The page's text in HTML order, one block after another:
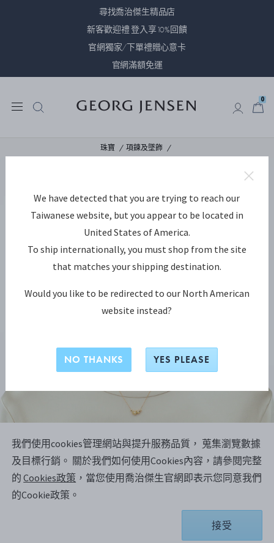
尋找喬治傑生精品店
新客歡迎禮 登入享10%回饋
官網獨家/下單禮贈心意卡
官網滿額免運
0
珠寶 項鍊及墜飾
MOONLIGHT GRAPES 項鍊
我們使用cookies管理網站與提升服務品質， 蒐集瀏覽數據
及目標行銷。 關於我們如何使用Cookies內容，請參閱完整
的Cookies政策 ，當您使用喬治傑生官網即表示您同意我們
的Cookie政策。
接受
We have detected that you are trying to reach our
Taiwanese website, but you appear to be located in
United States of America.
To ship internationally, you must shop from the site
that matches your shipping destination.
Would you like to be redirected to our North American
website instead?
NO THANKS YES PLEASE